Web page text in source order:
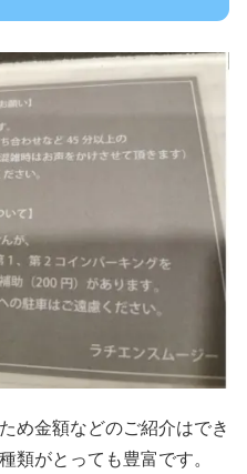
め金額などのご紹介はでき
類がとっても豊富です。